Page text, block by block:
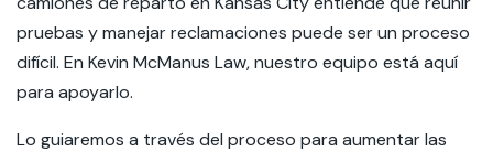
pruebas y manejar reclamaciones puede ser un proceso
difícil. En Kevin McManus Law, nuestro equipo está aquí
para apoyarlo.
Lo guiaremos a través del proceso para aumentar las